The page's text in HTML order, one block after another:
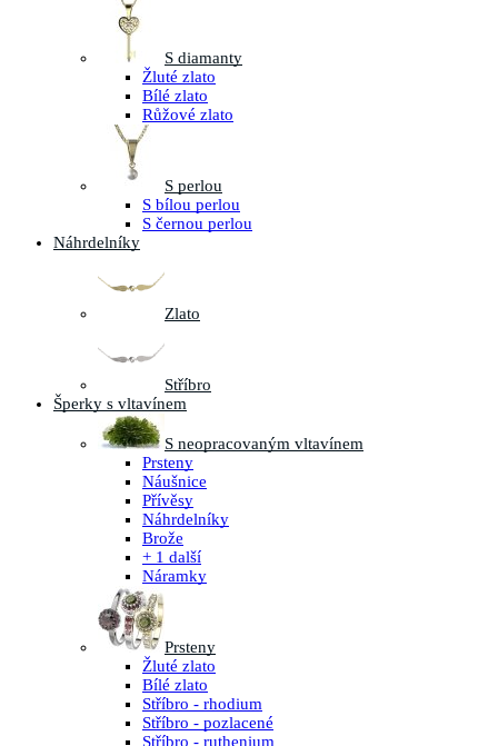
S diamanty
Žluté zlato
Bílé zlato
Růžové zlato
S perlou
S bílou perlou
S černou perlou
Náhrdelníky
Zlato
Stříbro
Šperky s vltavínem
S neopracovaným vltavínem
Prsteny
Náušnice
Přívěsy
Náhrdelníky
Brože
+ 1 další
Náramky
Prsteny
Žluté zlato
Bílé zlato
Stříbro - rhodium
Stříbro - pozlacené
Stříbro - ruthenium